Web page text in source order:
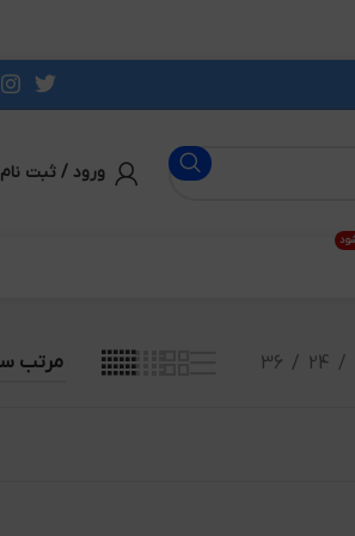
ورود / ثبت نام
24
36